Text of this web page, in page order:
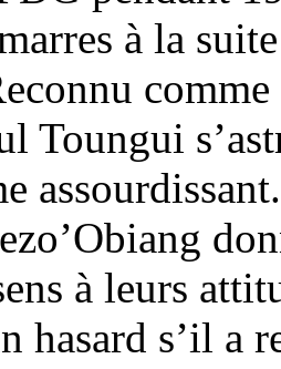
à la
Toungui
à leurs
hasard s’il a